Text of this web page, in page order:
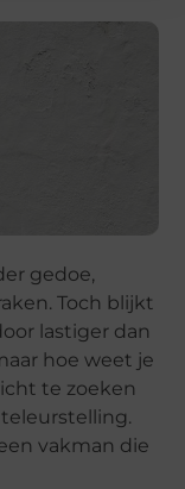
gedoe,
Toch blijkt
lastiger dan
hoe weet je
te zoeken
vakman die